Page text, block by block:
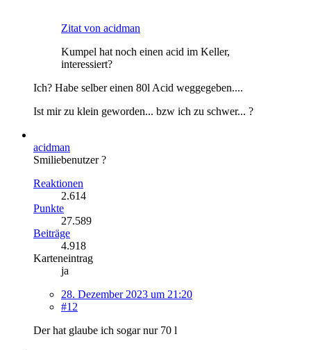
Zitat von acidman
Kumpel hat noch einen acid im Keller,
interessiert?
Ich? Habe selber einen 80l Acid weggegeben....
Ist mir zu klein geworden... bzw ich zu schwer... ?
acidman
Smiliebenutzer ?
Reaktionen
2.614
Punkte
27.589
Beiträge
4.918
Karteneintrag
ja
28. Dezember 2023 um 21:20
#12
Der hat glaube ich sogar nur 70 l